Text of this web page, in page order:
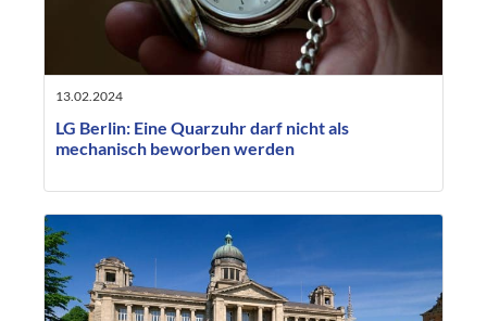
13.02.2024
LG Berlin: Eine Quarzuhr darf nicht als
mechanisch beworben werden